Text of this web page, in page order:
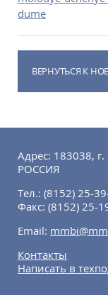
dume
ВЕРНУТЬСЯ К
Адрес: 183038,
РОССИЯ
Тел.: (8152) 25-
Факс: (8152) 25-
Email:
Контакты
Написать в